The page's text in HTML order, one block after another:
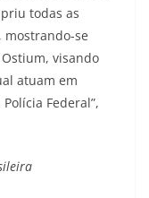
todas as
mostrando-se
visando
atuam em
Federal”,